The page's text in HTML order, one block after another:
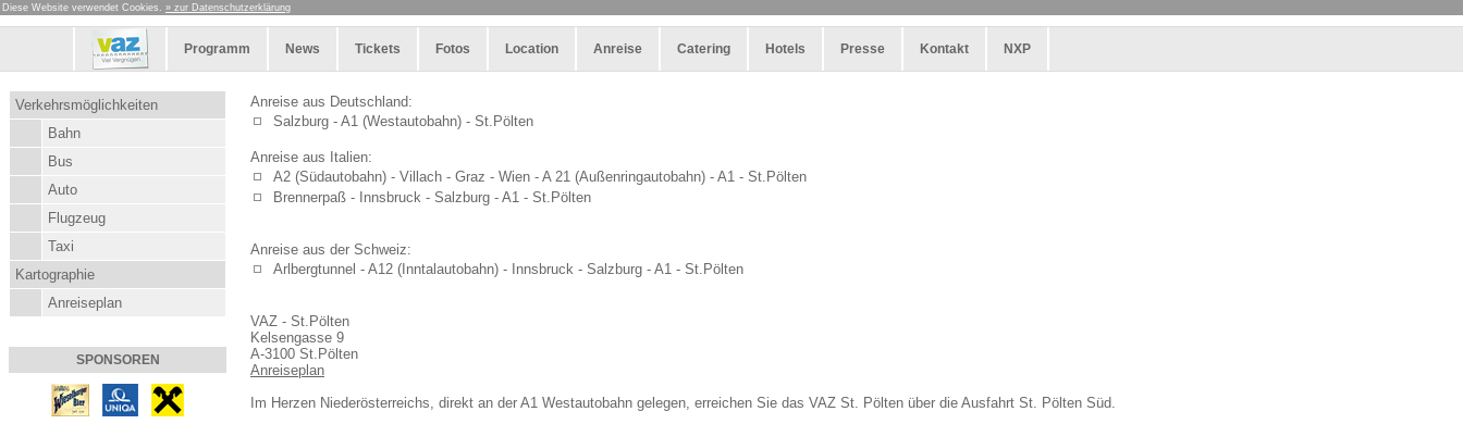
Diese Website verwendet Cookies. » zur Datenschutzerklärung
Programm News Tickets Fotos Location Anreise Catering Hotels Presse Kontakt NXP
Verkehrsmöglichkeiten
Bahn
Bus
Auto
Flugzeug
Taxi
Kartographie
Anreiseplan
SPONSOREN
Anreise aus Deutschland:
Salzburg - A1 (Westautobahn) - St.Pölten
Anreise aus Italien:
A2 (Südautobahn) - Villach - Graz - Wien - A 21 (Außenringautobahn) - A1 - St.Pölten
Brennerpaß - Innsbruck - Salzburg - A1 - St.Pölten
Anreise aus der Schweiz:
Arlbergtunnel - A12 (Inntalautobahn) - Innsbruck - Salzburg - A1 - St.Pölten
VAZ - St.Pölten
Kelsengasse 9
A-3100 St.Pölten
Anreiseplan
Im Herzen Niederösterreichs, direkt an der A1 Westautobahn gelegen, erreichen Sie das VAZ St. Pölten über die Ausfahrt St. Pölten Süd.